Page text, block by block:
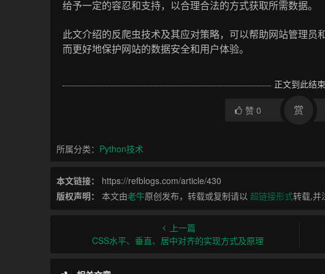
给予一定的容忍和支持，以合理合法的方式获取所需数据。
此文介绍的反爬虫技术及其应对策略，可以帮助网站管理
而更好地保护网站的数据安全和用户体验。
正文到此结束
赞0 赏
所属分类： Python技术
本文链接：
https://refblogs.com/article/430
版权声明：
本文由老牛原创发布，转载或复制请以超链接形式转载,并
上一篇
CSS水平、垂直、居中对齐的实现方式及原理